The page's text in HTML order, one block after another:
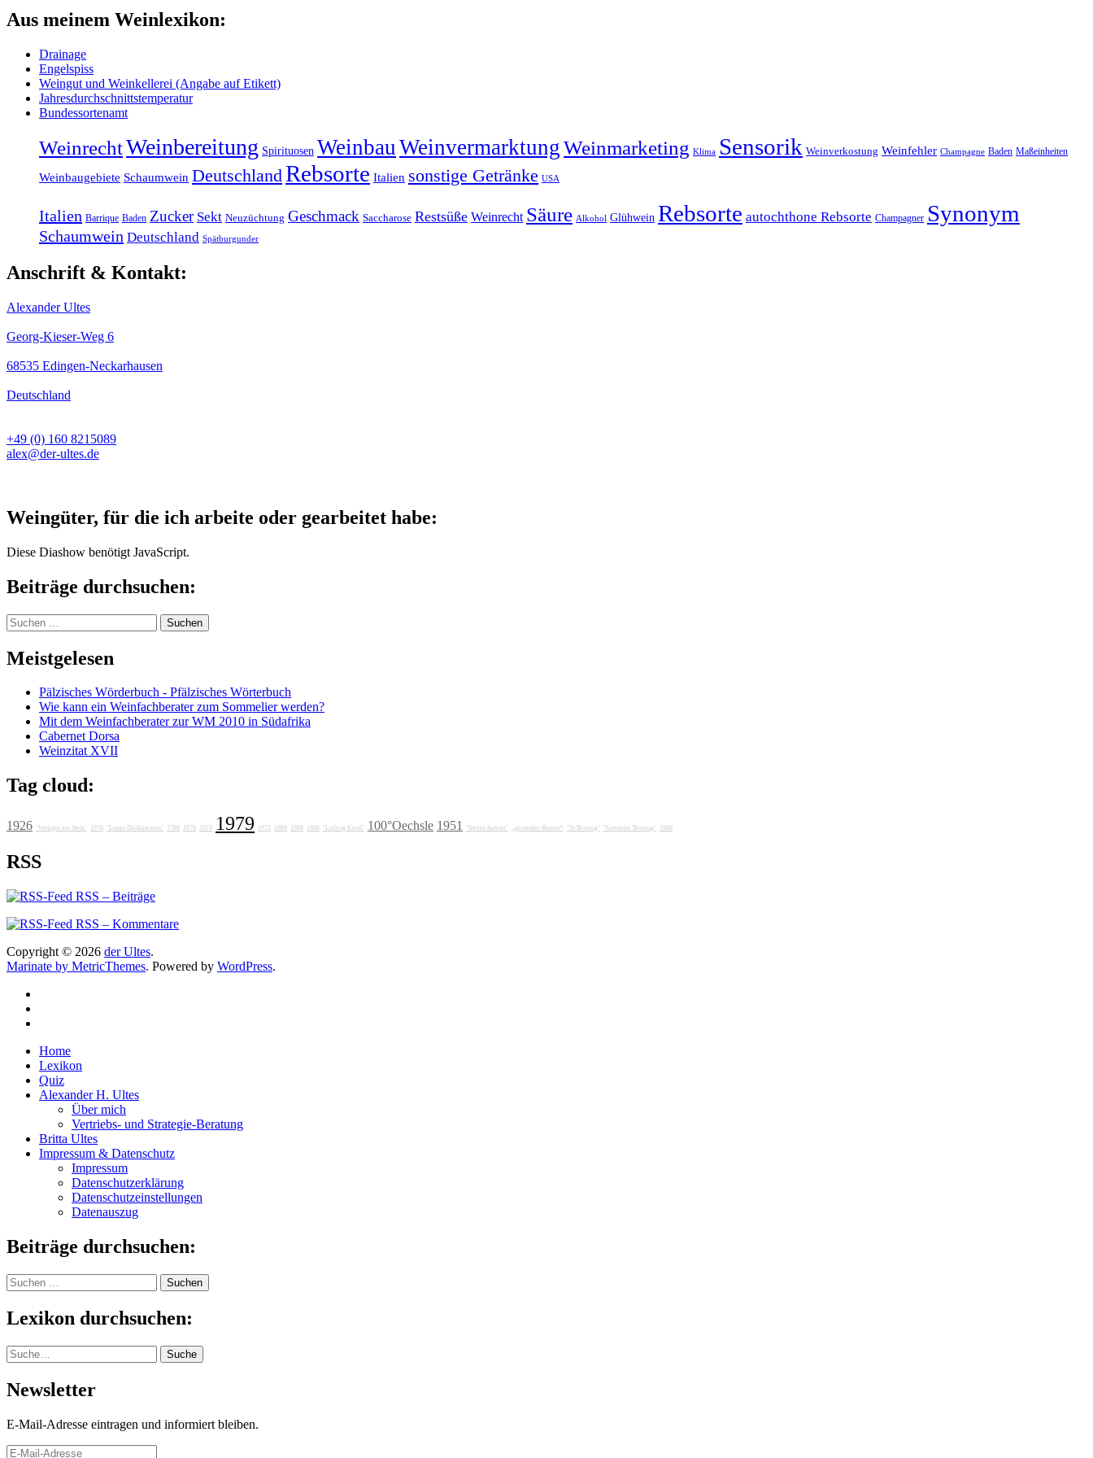
Aus meinem Weinlexikon:
Drainage
Engelspiss
Weingut und Weinkellerei (Angabe auf Etikett)
Jahresdurchschnittstemperatur
Bundessortenamt
WeinrechtWeinbereitung Spirituosen WeinbauWeinvermarktungWeinmarketing Klima Sensorik Weinverkostung Weinfehler Champagne Baden Maßeinheiten
Weinbaugebiete Schaumwein DeutschlandRebsorte Italien sonstige Getränke USA
Italien Barrique Baden Zucker Sekt Neuzüchtung Geschmack Saccharose Restsüße Weinrecht Säure Alkohol Glühwein Rebsorte autochthone Rebsorte Champagner Synonym
Schaumwein Deutschland Spätburgunder
Anschrift & Kontakt:
Alexander Ultes
Georg-Kieser-Weg 6
68535 Edingen-Neckarhausen
Deutschland
+49 (0) 160 8215089
alex@der-ultes.de
Weingüter, für die ich arbeite oder gearbeitet habe:
Diese Diashow benötigt JavaScript.
Beiträge durchsuchen:
Suchen
nach:
Meistgelesen
Pälzisches Wörderbuch - Pfälzisches Wörterbuch
Wie kann ein Weinfachberater zum Sommelier werden?
Mit dem Weinfachberater zur WM 2010 in Südafrika
Cabernet Dorsa
Weinzitat XVII
Tag cloud:
1926 "Weingut am Stein" 1976 "Lunas Delikatessen" 1788 1978 1974 1979 1972 1989 1988 1606 "Ludwig Knoll" 100°Oechsle 1951 "Stefan Sattran" „grotesker Humor“ "Jo Breunig" "Getränke Breunig" 1986
RSS
RSS – Beiträge
RSS – Kommentare
Copyright © 2026 der Ultes.
Marinate by MetricThemes. Powered by WordPress.
Home
Lexikon
Quiz
Alexander H. Ultes
Über mich
Vertriebs- und Strategie-Beratung
Britta Ultes
Impressum & Datenschutz
Impressum
Datenschutzerklärung
Datenschutzeinstellungen
Datenauszug
Beiträge durchsuchen:
Suchen
nach:
Lexikon durchsuchen:
Suche Suche
Newsletter
E-Mail-Adresse eintragen und informiert bleiben.
E-